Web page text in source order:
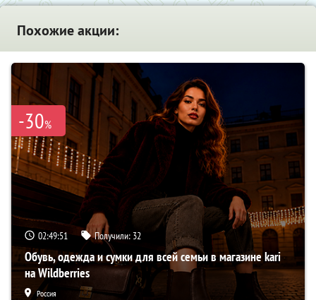
Похожие акции:
-30%
02:49:50 Получили: 32
Обувь, одежда и сумки для всей семьи в магазине kari
на Wildberries
Россия